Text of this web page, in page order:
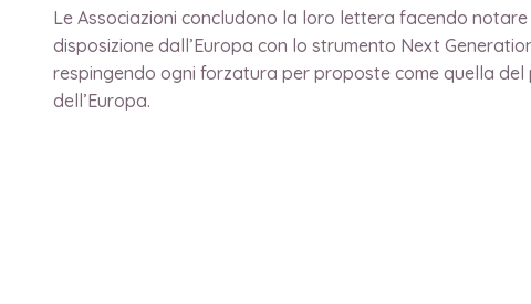
Le Associazioni concludono la loro lettera facendo
disposizione dall’Europa con lo strumento Next
respingendo ogni forzatura per proposte come quella
dell’Europa.